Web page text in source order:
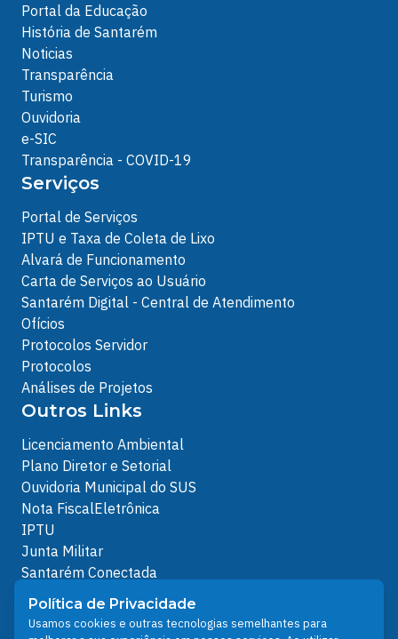
Portal da Educação
História de Santarém
Noticias
Transparência
Turismo
Ouvidoria
e-SIC
Transparência - COVID-19
Serviços
Portal de Serviços
IPTU e Taxa de Coleta de Lixo
Alvará de Funcionamento
Carta de Serviços ao Usuário
Santarém Digital - Central de Atendimento
Ofícios
Protocolos Servidor
Protocolos
Análises de Projetos
Outros Links
Licenciamento Ambiental
Plano Diretor e Setorial
Ouvidoria Municipal do SUS
Nota FiscalEletrônica
IPTU
Junta Militar
Santarém Conectada
Política de Privacidade
People illustrations by Storyset
Política de Privacidade
Usamos cookies e outras tecnologias semelhantes para